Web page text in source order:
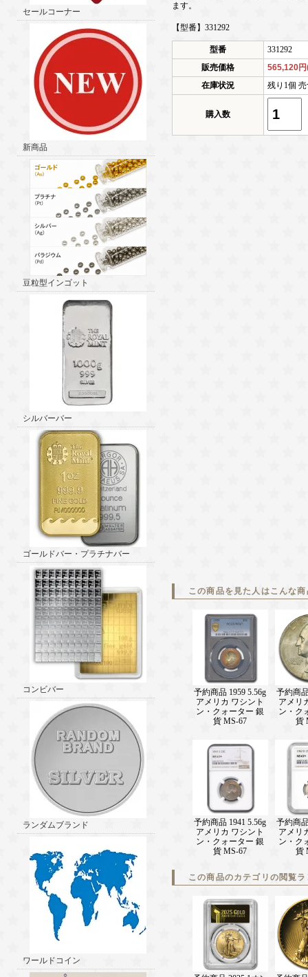
セールコーナー
新商品
豆粒型インゴット
シルバーバー
ゴールドバー・プラチナバー
コンビバー
ランダムブランド
ワールドコイン
ます。
【型番】331292
型番
331292
販売価格
565,120
在庫状況
残り1個
購入数
この商品を見た人はこんな
予約商品 1959 5.56g
アメリカ ワシント
ン・クォーター 銀
貨 MS-67
予約商
アメリ
ン・ク
貨
予約商品 1941 5.56g
アメリカ ワシント
ン・クォーター 銀
貨 MS-67
予約商
アメリ
ン・ク
貨
この商品のカテゴリの閲覧